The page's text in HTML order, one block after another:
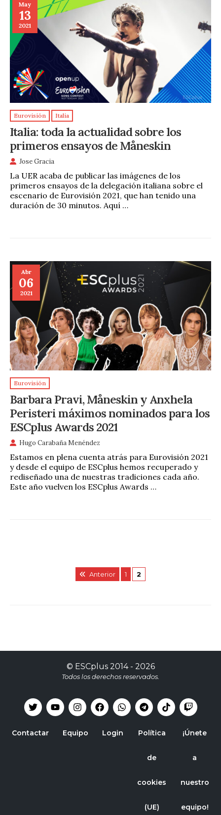
May
13
2021
Eurovisión Italia
Italia: toda la actualidad sobre los
primeros ensayos de Måneskin
Jose Gracia
La UER acaba de publicar las imágenes de los
primeros ensayos de la delegación italiana sobre el
escenario de Eurovisión 2021, que han tenido una
duración de 30 minutos. Aquí …
Abr
06
2021
Eurovisión
Barbara Pravi, Måneskin y Anxhela
Peristeri máximos nominados para los
ESCplus Awards 2021
Hugo Carabaña Menéndez
Estamos en plena cuenta atrás para Eurovisión 2021
y desde el equipo de ESCplus hemos recuperado y
rediseñado una de nuestras tradiciones cada año.
Este año vuelven los ESCplus Awards …
Anterior 1 2
© ESCplus2014 - 2026
Todos los derechos reservados.
Contactar Equipo Login Política
de
cookies
(UE)
¡Únete
a
nuestro
equipo!